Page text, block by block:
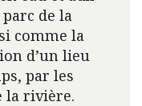
de la
comme la
d’un lieu
par les
la rivière.